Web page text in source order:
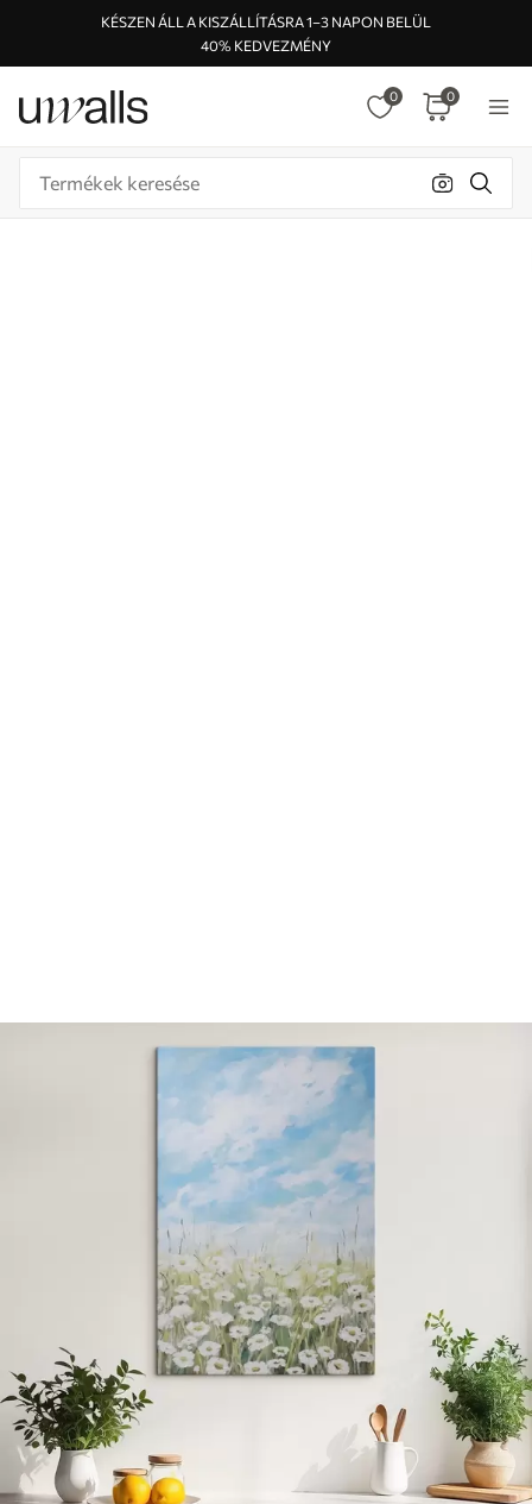
KÉSZEN ÁLL A KISZÁLLÍTÁSRA 1–3 NAPON BELÜL
40% KEDVEZMÉNY
0 0